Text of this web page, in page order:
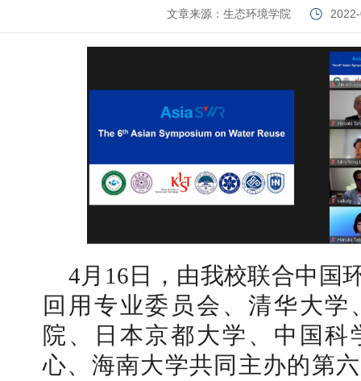
文章来源：生态环境学院
4月16日，由我校联合中国
回用专业委员会、清华大学
院、日本京都大学、中国科
心、海南大学共同主办的第